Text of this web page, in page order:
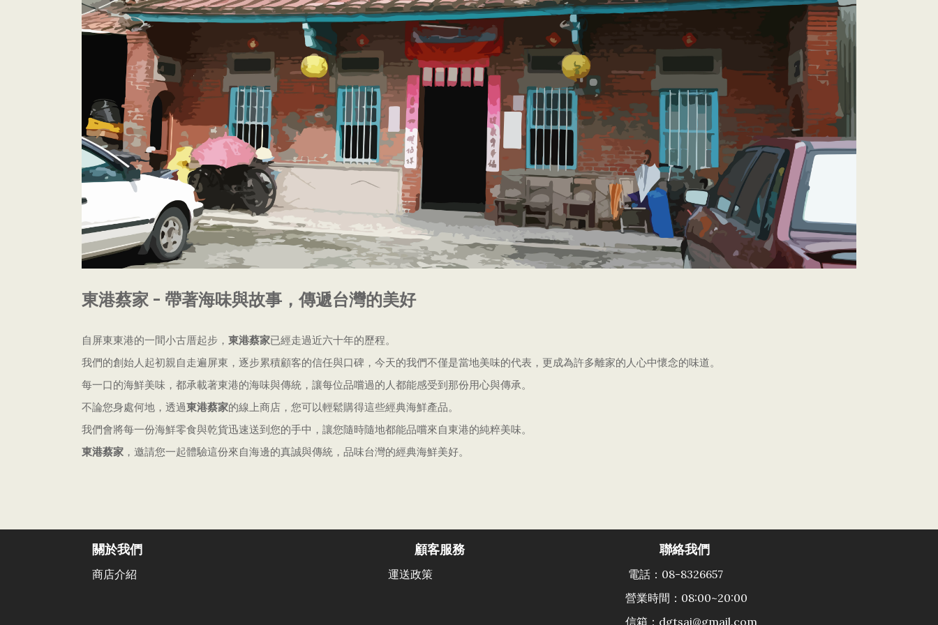
東港蔡家 - 帶著海味與故事，傳遞台灣的美好
自屏東東港的一間小古厝起步， 東港蔡家已經走過近六十年的歷程。
我們的創始人起初親自走遍屏東，逐步累積顧客的信任與口碑，今天的我們不僅是當地美味的代表，更成為許多離家的人心中懷念的味道。
每一口的海鮮美味，都承載著東港的海味與傳統，讓每位品嚐過的人都能感受到那份用心與傳承。
不論您身處何地，透過東港蔡家的線上商店，您可以輕鬆購得這些經典海鮮產品。
我們會將每一份海鮮零食與乾貨迅速送到您的手中，讓您隨時隨地都能品嚐來自東港的純粹美味。
東港蔡家 ，邀請您一起體驗這份來自海邊的真誠與傳統，品味台灣的經典海鮮美好。
關於我們 顧客服務
聯絡我們
商店介紹
運送政策 電話：08-8326657
營業時間：08:00~20:00
信箱：dgtsai@gmail.com